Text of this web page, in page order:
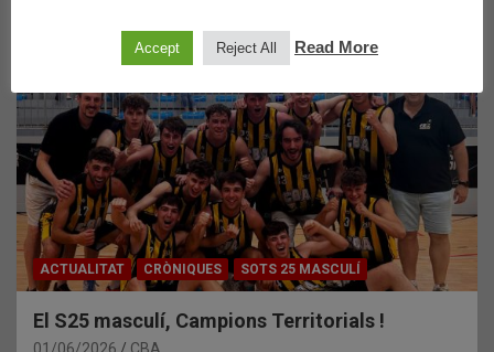
ACTUALITAT CRÒNIQUES SOTS 25 MASCULÍ
El S25 masculí, Campions Territorials !
Accept Reject All Read More